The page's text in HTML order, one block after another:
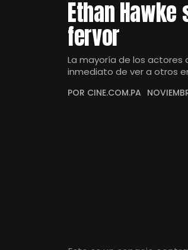
Ethan Hawke
fervor
La mayoría de los actores
inmediato de ver a otros
POR CINE.COM.PA